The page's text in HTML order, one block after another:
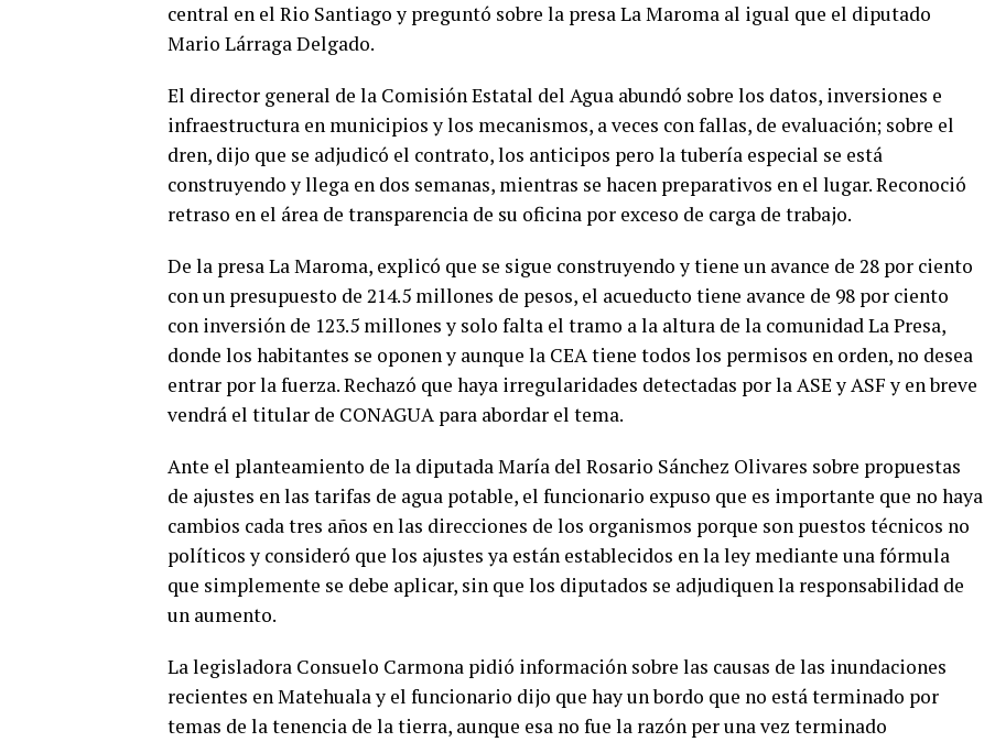
central en el Rio Santiago y preguntó sobre la presa La Maroma al igual que el diputado
Mario Lárraga Delgado.
El director general de la Comisión Estatal del Agua abundó sobre los datos, inversiones e
infraestructura en municipios y los mecanismos, a veces con fallas, de evaluación; sobre el
dren, dijo que se adjudicó el contrato, los anticipos pero la tubería especial se está
construyendo y llega en dos semanas, mientras se hacen preparativos en el lugar. Reconoció
retraso en el área de transparencia de su oficina por exceso de carga de trabajo.
De la presa La Maroma, explicó que se sigue construyendo y tiene un avance de 28 por ciento
con un presupuesto de 214.5 millones de pesos, el acueducto tiene avance de 98 por ciento
con inversión de 123.5 millones y solo falta el tramo a la altura de la comunidad La Presa,
donde los habitantes se oponen y aunque la CEA tiene todos los permisos en orden, no desea
entrar por la fuerza. Rechazó que haya irregularidades detectadas por la ASE y ASF y en breve
vendrá el titular de CONAGUA para abordar el tema.
Ante el planteamiento de la diputada María del Rosario Sánchez Olivares sobre propuestas
de ajustes en las tarifas de agua potable, el funcionario expuso que es importante que no haya
cambios cada tres años en las direcciones de los organismos porque son puestos técnicos no
políticos y consideró que los ajustes ya están establecidos en la ley mediante una fórmula
que simplemente se debe aplicar, sin que los diputados se adjudiquen la responsabilidad de
un aumento.
La legisladora Consuelo Carmona pidió información sobre las causas de las inundaciones
recientes en Matehuala y el funcionario dijo que hay un bordo que no está terminado por
temas de la tenencia de la tierra, aunque esa no fue la razón per una vez terminado